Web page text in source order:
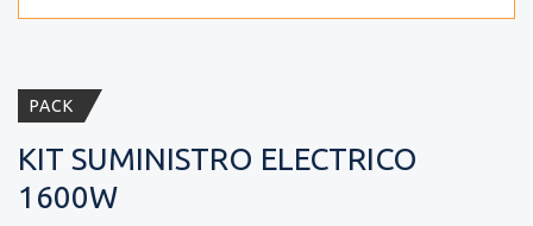
PACK
KIT SUMINISTRO ELECTRICO
1600W